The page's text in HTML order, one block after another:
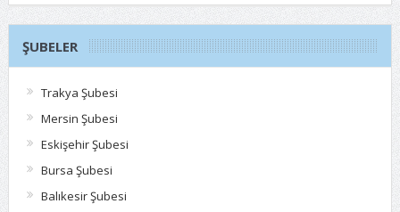
ŞUBELER
Trakya Şubesi
Mersin Şubesi
Eskişehir Şubesi
Bursa Şubesi
Balıkesir Şubesi